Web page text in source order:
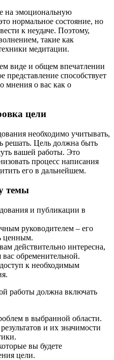
на эмоциональную
нормальное состояние, но
к неудаче. Поэтому,
такие как
медитации.
виде и общем впечатлении
представление способствует
мнения о вас как о
цели
необходимо учитывать,
решать. Цель должна быть
вашей работы. Это
процесс написания
его в дальнейшем.
темы
и публикации в
руководителем – его
ценным.
действительно интересна,
вас обременительной.
к необходимым
работы должна включать
в выбранной области.
и их значимости
вы будете
цели.